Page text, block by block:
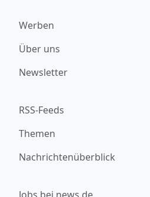
Werben
Über uns
Newsletter
RSS-Feeds
Themen
Nachrichtenüberblick